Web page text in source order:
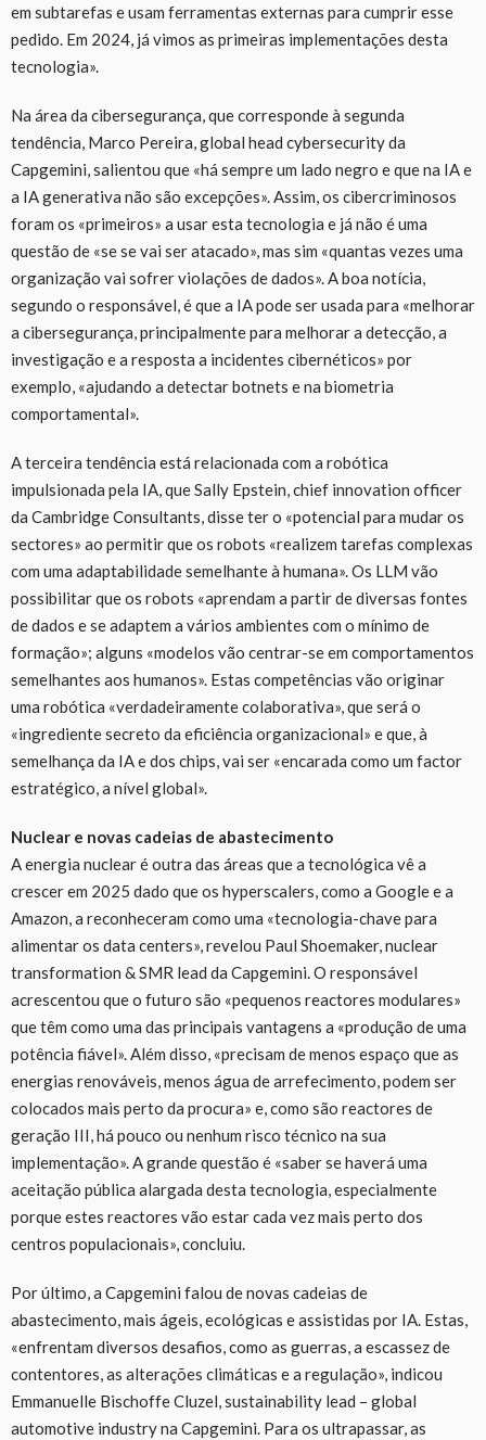
em subtarefas e usam ferramentas externas para cumprir esse
pedido. Em 2024, já vimos as primeiras implementações desta
tecnologia».
Na área da cibersegurança, que corresponde à segunda
tendência, Marco Pereira, global head cybersecurity da
Capgemini, salientou que «há sempre um lado negro e que na IA e
a IA generativa não são excepções». Assim, os cibercriminosos
foram os «primeiros» a usar esta tecnologia e já não é uma
questão de «se se vai ser atacado», mas sim «quantas vezes uma
organização vai sofrer violações de dados». A boa notícia,
segundo o responsável, é que a IA pode ser usada para «melhorar
a cibersegurança, principalmente para melhorar a detecção, a
investigação e a resposta a incidentes cibernéticos» por
exemplo, «ajudando a detectar botnets e na biometria
comportamental».
A terceira tendência está relacionada com a robótica
impulsionada pela IA, que Sally Epstein, chief innovation officer
da Cambridge Consultants, disse ter o «potencial para mudar os
sectores» ao permitir que os robots «realizem tarefas complexas
com uma adaptabilidade semelhante à humana». Os LLM vão
possibilitar que os robots «aprendam a partir de diversas fontes
de dados e se adaptem a vários ambientes com o mínimo de
formação»; alguns «modelos vão centrar-se em comportamentos
semelhantes aos humanos». Estas competências vão originar
uma robótica «verdadeiramente colaborativa», que será o
«ingrediente secreto da eficiência organizacional» e que, à
semelhança da IA e dos chips, vai ser «encarada como um factor
estratégico, a nível global».
Nuclear e novas cadeias de abastecimento
A energia nuclear é outra das áreas que a tecnológica vê a
crescer em 2025 dado que os hyperscalers, como a Google e a
Amazon, a reconheceram como uma «tecnologia-chave para
alimentar os data centers», revelou Paul Shoemaker, nuclear
transformation & SMR lead da Capgemini. O responsável
acrescentou que o futuro são «pequenos reactores modulares»
que têm como uma das principais vantagens a «produção de uma
potência fiável». Além disso, «precisam de menos espaço que as
energias renováveis, menos água de arrefecimento, podem ser
colocados mais perto da procura» e, como são reactores de
geração III, há pouco ou nenhum risco técnico na sua
implementação». A grande questão é «saber se haverá uma
aceitação pública alargada desta tecnologia, especialmente
porque estes reactores vão estar cada vez mais perto dos
centros populacionais», concluiu.
Por último, a Capgemini falou de novas cadeias de
abastecimento, mais ágeis, ecológicas e assistidas por IA. Estas,
«enfrentam diversos desafios, como as guerras, a escassez de
contentores, as alterações climáticas e a regulação», indicou
Emmanuelle Bischoffe Cluzel, sustainability lead – global
automotive industry na Capgemini. Para os ultrapassar, as